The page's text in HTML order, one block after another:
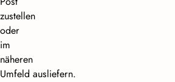
zustellen
oder
im
näheren
Umfeld ausliefern.